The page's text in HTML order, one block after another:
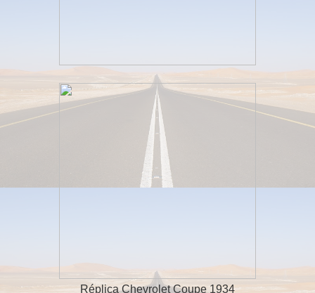
Réplica Chevrolet Coupe 1934